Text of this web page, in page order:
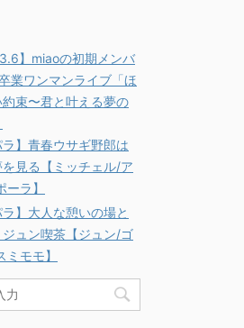
】miaoの初期メンバ
業ワンマンライブ「ほ
約束〜君と叶える夢の
ラ】青春ウサギ野郎は
見る【ミッチェル/ア
ラ】
ラ】大人な憩いの場と
ュン喫茶【ジュン/ゴ
ミモモ】